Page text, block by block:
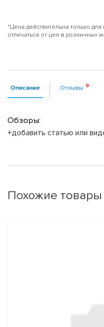
*Цена действительна только
отличаться от цен в розничных
Описание Отзывы
Обзоры:
+добавить статью или
Похожие товары